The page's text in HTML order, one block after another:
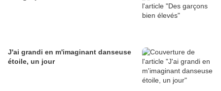
J'ai grandi en m'imaginant danseuse
étoile, un jour